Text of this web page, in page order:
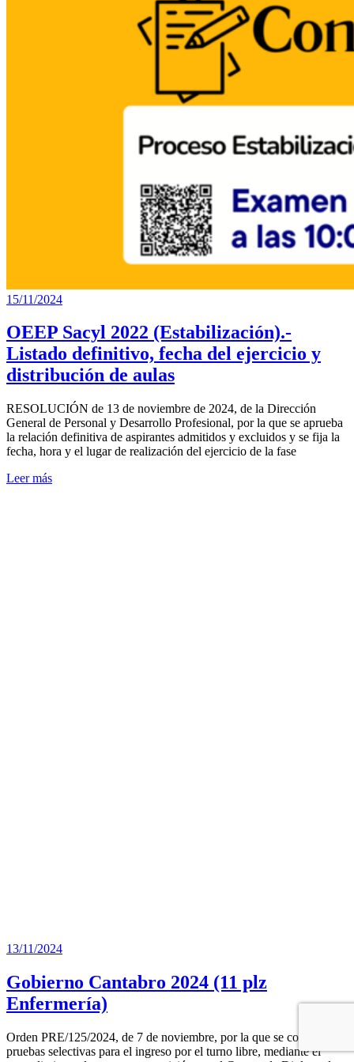
15/11/2024
OEEP Sacyl 2022 (Estabilización).-
Listado definitivo, fecha del ejercicio y
distribución de aulas
RESOLUCIÓN de 13 de noviembre de 2024, de la Dirección
General de Personal y Desarrollo Profesional, por la que se aprueba
la relación definitiva de aspirantes admitidos y excluidos y se fija la
fecha, hora y el lugar de realización del ejercicio de la fase
Leer más
13/11/2024
Gobierno Cantabro 2024 (11 plz
Enfermería)
Orden PRE/125/2024, de 7 de noviembre, por la que se convocan
pruebas selectivas para el ingreso por el turno libre, mediante el